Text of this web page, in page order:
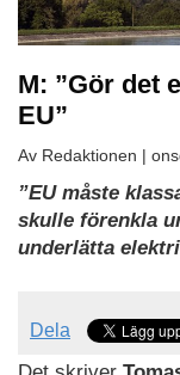
M: ”Gör det
EU”
Av Redaktionen |
”EU måste
skulle förenkla
underlätta
Dela